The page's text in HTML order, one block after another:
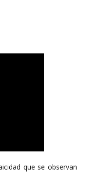
que se observan